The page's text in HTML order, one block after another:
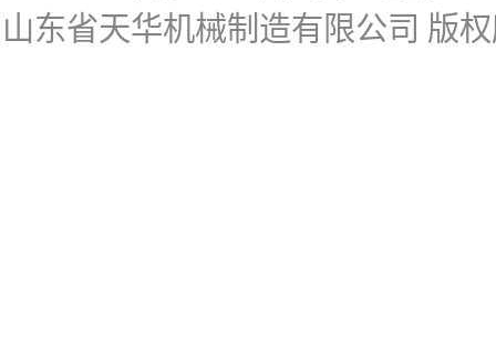
山东省天华机械制造有限公司 版